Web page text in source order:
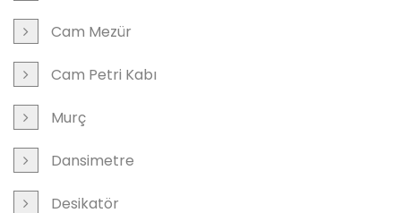
Cam Mezür
Cam Petri Kabı
Murç
Dansimetre
Desikatör